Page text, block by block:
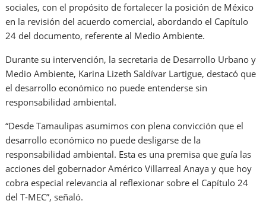
sociales, con el propósito de fortalecer la posición de México
en la revisión del acuerdo comercial, abordando el Capítulo
24 del documento, referente al Medio Ambiente.
Durante su intervención, la secretaria de Desarrollo Urbano y
Medio Ambiente, Karina Lizeth Saldívar Lartigue, destacó que
el desarrollo económico no puede entenderse sin
responsabilidad ambiental.
“Desde Tamaulipas asumimos con plena convicción que el
desarrollo económico no puede desligarse de la
responsabilidad ambiental. Esta es una premisa que guía las
acciones del gobernador Américo Villarreal Anaya y que hoy
cobra especial relevancia al reflexionar sobre el Capítulo 24
del T-MEC”, señaló.